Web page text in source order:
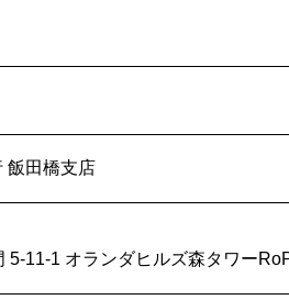
飯田橋支店
5-11-1 オランダヒルズ森タワー